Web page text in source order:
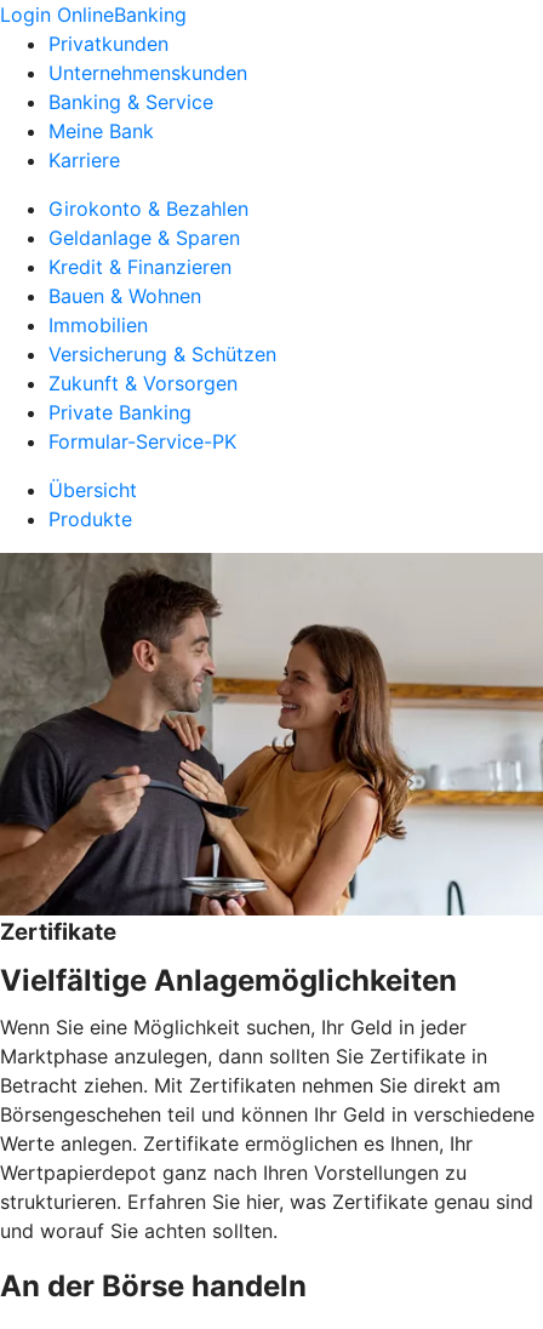
Login OnlineBanking
Privatkunden
Unternehmenskunden
Banking & Service
Meine Bank
Karriere
Girokonto & Bezahlen
Geldanlage & Sparen
Kredit & Finanzieren
Bauen & Wohnen
Immobilien
Versicherung & Schützen
Zukunft & Vorsorgen
Private Banking
Formular-Service-PK
Übersicht
Produkte
Zertifikate
Vielfältige Anlagemöglichkeiten
Wenn Sie eine Möglichkeit suchen, Ihr Geld in jeder
Marktphase anzulegen, dann sollten Sie Zertifikate in
Betracht ziehen. Mit Zertifikaten nehmen Sie direkt am
Börsengeschehen teil und können Ihr Geld in verschiedene
Werte anlegen. Zertifikate ermöglichen es Ihnen, Ihr
Wertpapierdepot ganz nach Ihren Vorstellungen zu
strukturieren. Erfahren Sie hier, was Zertifikate genau sind
und worauf Sie achten sollten.
An der Börse handeln